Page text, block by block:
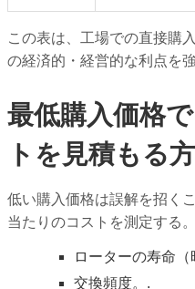
この表は、工場での直接購
の経済的・経営的な利点を
最低購入価格
トを見積もる
低い購入価格は誤解を招く
当たりのコストを測定する
ローターの寿命
交換頻度。.